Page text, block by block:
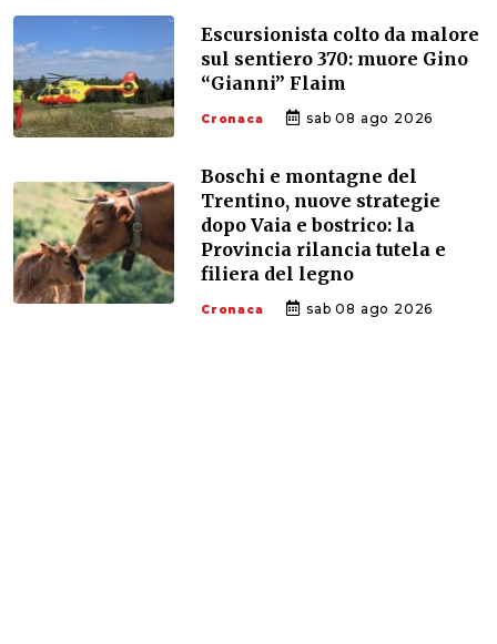
Escursionista colto da malore
sul sentiero 370: muore Gino
“Gianni” Flaim
Cronaca sab 08 ago 2026
Boschi e montagne del
Trentino, nuove strategie
dopo Vaia e bostrico: la
Provincia rilancia tutela e
filiera del legno
Cronaca sab 08 ago 2026